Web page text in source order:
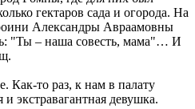
гектаров сада и огорода. На
Александры Авраамовны
"Ты – наша совесть, мама"… И
Как-то раз, к нам в палату
экстравагантная девушка.